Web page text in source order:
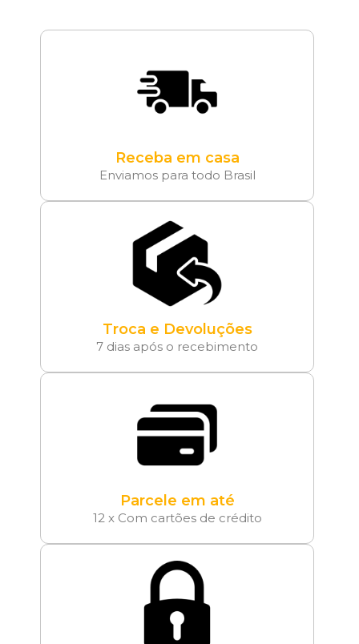
Receba em casa
Enviamos para todo Brasil
Troca e Devoluções
7 dias após o recebimento
Parcele em até
12 x Com cartões de crédito